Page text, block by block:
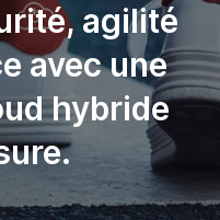
agilité
avec une
hybride